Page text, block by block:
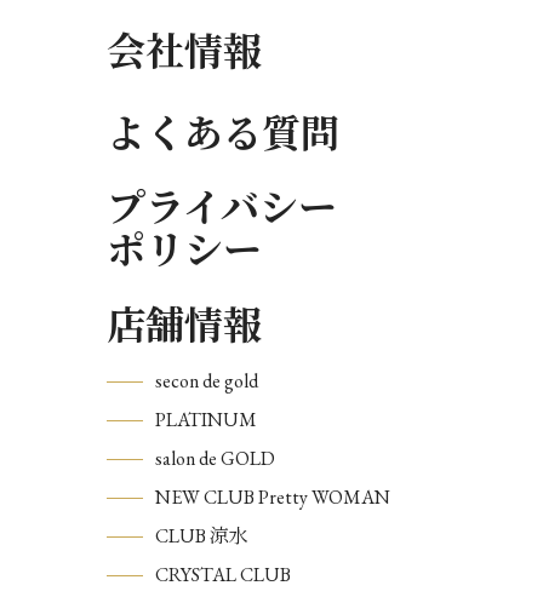
会社情報
よくある質問
プライバシー
ポリシー
店舗情報
secon de gold
PLATINUM
salon de GOLD
NEW CLUB Pretty WOMAN
CLUB 涼水
CRYSTAL CLUB